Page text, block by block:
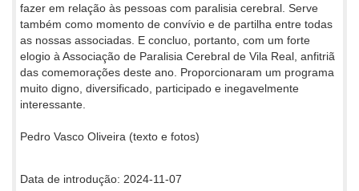
fazer em relação às pessoas com paralisia cerebral. Serve
também como momento de convívio e de partilha entre todas
as nossas associadas. E concluo, portanto, com um forte
elogio à Associação de Paralisia Cerebral de Vila Real, anfitriã
das comemorações deste ano. Proporcionaram um programa
muito digno, diversificado, participado e inegavelmente
interessante.
Pedro Vasco Oliveira (texto e fotos)
Data de introdução: 2024-11-07